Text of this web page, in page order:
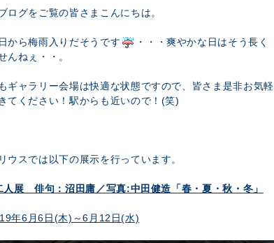
ログをご覧の皆さまこんにちは。
から梅雨入りだそうです
・・・爽やかな日はそう長く
んねぇ・・。
ギャラリー会場は快適な状態ですので、皆さま是非お気軽
てください！駅からも近いので！(笑)
ウスでは以下の展示を行っています。
展 俳句：沼田庸／写真:中田健造「春・夏・秋・冬」
年6月6日(木)～6月12日(水)